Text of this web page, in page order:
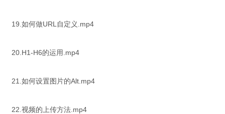
19.如何做URL自定义.mp4
20.H1-H6的运用.mp4
21.如何设置图片的Alt.mp4
22.视频的上传方法.mp4